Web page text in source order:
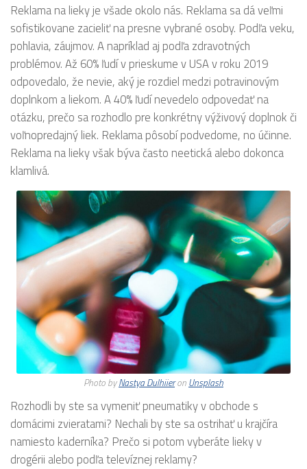
Reklama na lieky je všade okolo nás. Reklama sa dá veľmi
sofistikovane zacieliť na presne vybrané osoby. Podľa veku,
pohlavia, záujmov. A napríklad aj podľa zdravotných
problémov. Až 60% ľudí v prieskume v USA v roku 2019
odpovedalo, že nevie, aký je rozdiel medzi potravinovým
doplnkom a liekom. A 40% ľudí nevedelo odpovedať na
otázku, prečo sa rozhodlo pre konkrétny výživový doplnok či
voľnopredajný liek. Reklama pôsobí podvedome, no účinne.
Reklama na lieky však býva často neetická alebo dokonca
klamlivá.
Photo byNastya Dulhiieron Unsplash
Rozhodli by ste sa vymeniť pneumatiky v obchode s
domácimi zvieratami? Nechali by ste sa ostrihať u krajčíra
namiesto kaderníka? Prečo si potom vyberáte lieky v
drogérii alebo podľa televíznej reklamy?